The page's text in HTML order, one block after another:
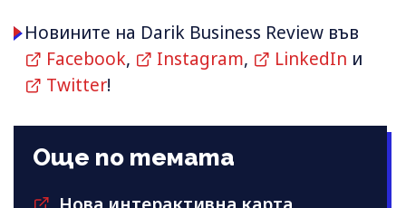
Новините на Darik Business Review във
Facebook, Instagram, LinkedIn и
Twitter!
Още по темата